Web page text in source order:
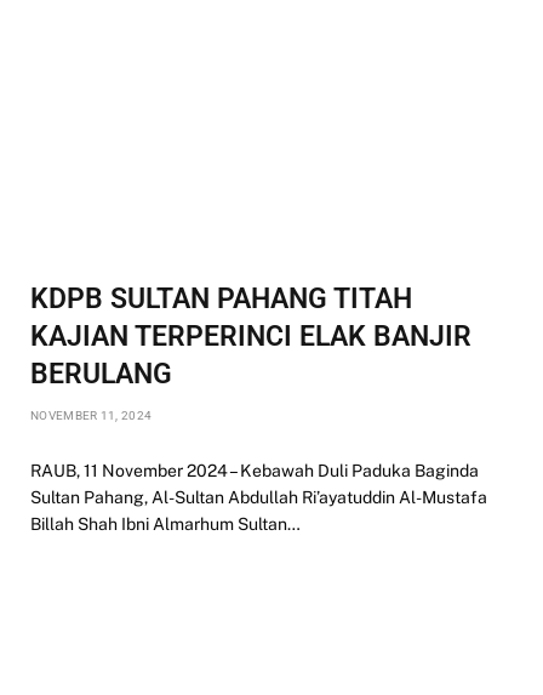
KDPB SULTAN PAHANG TITAH
KAJIAN TERPERINCI ELAK BANJIR
BERULANG
NOVEMBER 11, 2024
RAUB, 11 November 2024 – Kebawah Duli Paduka Baginda
Sultan Pahang, Al-Sultan Abdullah Ri’ayatuddin Al-Mustafa
Billah Shah Ibni Almarhum Sultan…